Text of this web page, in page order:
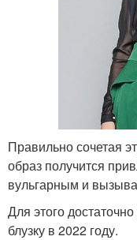
Правильно сочетая
образ получится
вульгарным и
Для этого
блузку в 2022 году.